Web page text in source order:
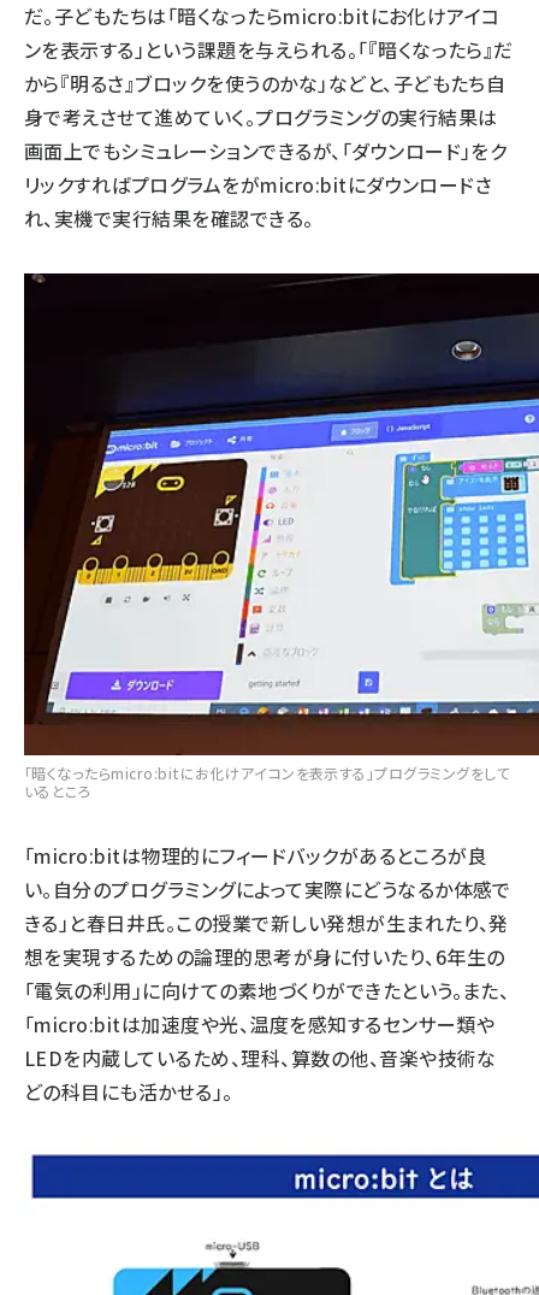
だ。子どもたちは「暗くなったらmicro:bitにお化けアイコ
ンを表示する」という課題を与えられる。「『暗くなったら』だ
から『明るさ』ブロックを使うのかな」などと、子どもたち自
身で考えさせて進めていく。プログラミングの実行結果は
画面上でもシミュレーションできるが、「ダウンロード」をク
リックすればプログラムをがmicro:bitにダウンロードさ
れ、実機で実行結果を確認できる。
「暗くなったらmicro:bitにお化けアイコンを表示する」プログラミングをして
いるところ
「micro:bitは物理的にフィードバックがあるところが良
い。自分のプログラミングによって実際にどうなるか体感で
きる」と春日井氏。この授業で新しい発想が生まれたり、発
想を実現するための論理的思考が身に付いたり、6年生の
「電気の利用」に向けての素地づくりができたという。また、
「micro:bitは加速度や光、温度を感知するセンサー類や
LEDを内蔵しているため、理科、算数の他、音楽や技術な
どの科目にも活かせる」。